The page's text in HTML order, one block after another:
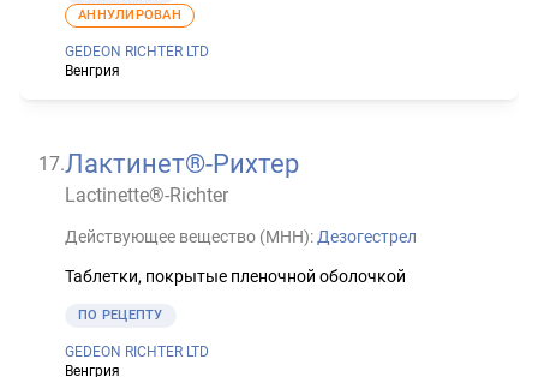
GEDEON RICHTER LTD
Венгрия
АННУЛИРОВАН
17.Лактинет®-Рихтер
Lactinette®-Richter
Действующее вещество (МНН): Дезогестрел
Таблетки, покрытые пленочной оболочкой
ПО РЕЦЕПТУ
GEDEON RICHTER LTD
Венгрия